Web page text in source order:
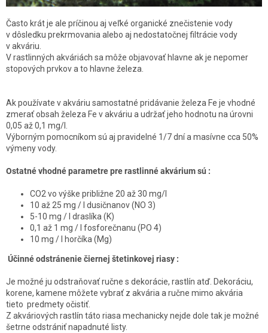
Často krát je ale príčinou aj veľké organické znečistenie vody
v dôsledku prekrmovania alebo aj nedostatočnej filtrácie vody
v akváriu.
V rastlinných akváriách sa môže objavovať hlavne ak je nepomer
stopových prvkov a to hlavne železa.
Ak používate v akváriu samostatné pridávanie železa Fe je vhodné
zmerať obsah železa Fe v akváriu a udržať jeho hodnotu na úrovni
0,05 až 0,1 mg/l.
Výborným pomocníkom sú aj pravidelné 1/7 dní a masívne cca 50%
výmeny vody.
Ostatné vhodné parametre pre rastlinné akvárium sú :
CO2 vo výške približne 20 až 30 mg/l
10 až 25 mg / l dusičnanov (NO 3)
5-10 mg / l draslíka (K)
0,1 až 1 mg / l fosforečnanu (PO 4)
10 mg / l horčíka (Mg)
Účinné odstránenie čiernej štetinkovej riasy :
Je možné ju odstraňovať ručne s dekorácie, rastlín atď. Dekoráciu,
korene, kamene môžete vybrať z akvária a ručne mimo akvária
tieto predmety očistiť.
Z akváriových rastlín táto riasa mechanicky nejde dole tak je možné
šetrne odstrániť napadnuté listy.